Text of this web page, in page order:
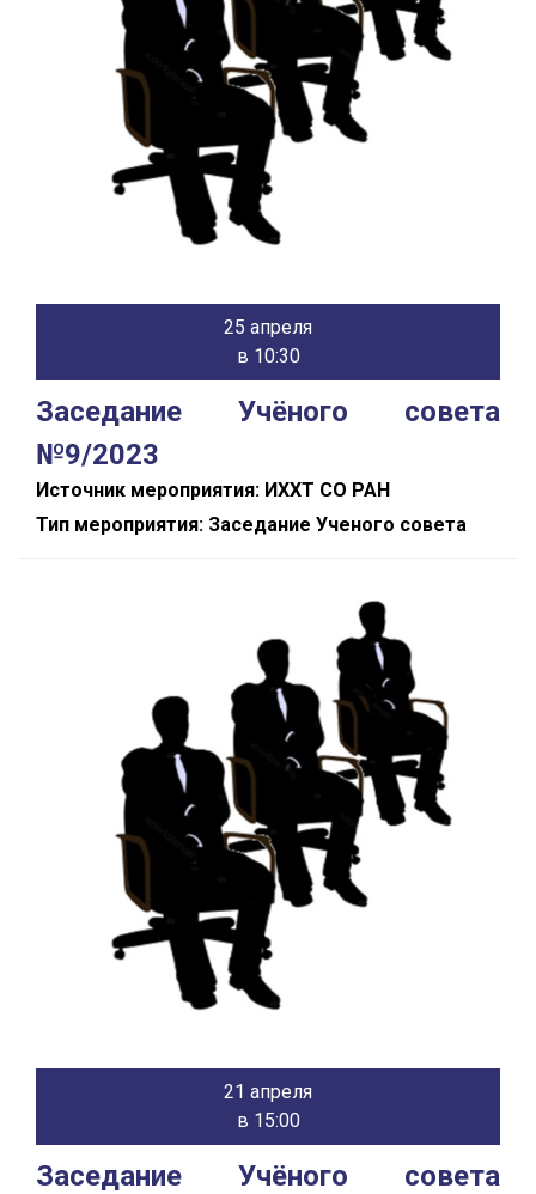
25 апреля
в 10:30
Заседание Учёного совета
№9/2023
Источник мероприятия: ИХХТ СО РАН
Тип мероприятия: Заседание Ученого совета
21 апреля
в 15:00
Заседание Учёного совета